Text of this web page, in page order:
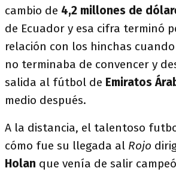
cambio de 4,2 millones de
de Ecuador y esa cifra terminó
relación con los hinchas
no terminaba de convencer y
salida al fútbol de Emiratos
medio después.
A la distancia, el talentoso
cómo fue su llegada al Rojo
Holan que venía de salir